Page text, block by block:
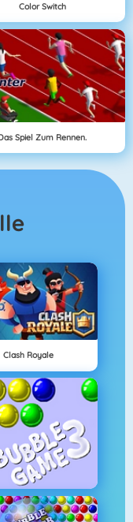
Color Switch
Spiel Zum Rennen.
Clash Royale